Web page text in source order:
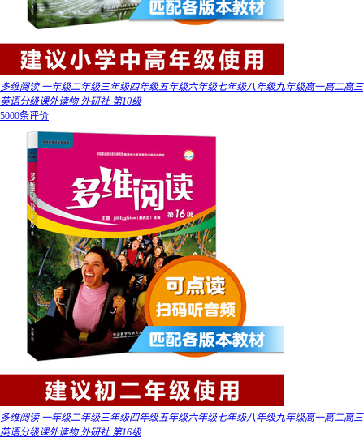
多维阅读 一年级二年级三年级四年级五年级六年级七年级八年级九年级高一高二高三
英语分级课外读物 外研社 第10级
5000条评价
多维阅读 一年级二年级三年级四年级五年级六年级七年级八年级九年级高一高二高三
英语分级课外读物 外研社 第16级